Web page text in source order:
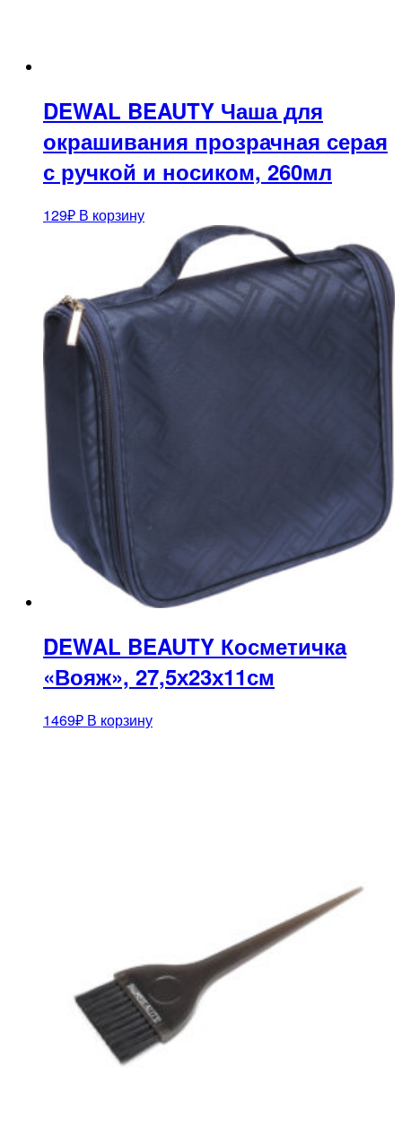
DEWAL BEAUTY Чаша для
окрашивания прозрачная серая
с ручкой и носиком, 260мл
129₽ В корзину
DEWAL BEAUTY Косметичка
«Вояж», 27,5х23х11см
1469₽ В корзину